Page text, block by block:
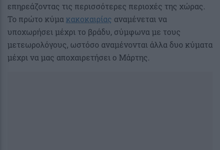
επηρεάζοντας τις περισσότερες περιοχές της χώρας.
Το πρώτο κύμα κακοκαιρίας αναμένεται να
υποχωρήσει μέχρι το βράδυ, σύμφωνα με τους
μετεωρολόγους, ωστόσο αναμένονται άλλα δυο κύματα
μέχρι να μας αποχαιρετήσει ο Μάρτης.